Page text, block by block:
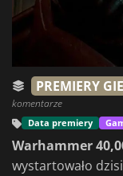
PREMIERY
komentarze
Data premiery
Warhammer
wystartowało